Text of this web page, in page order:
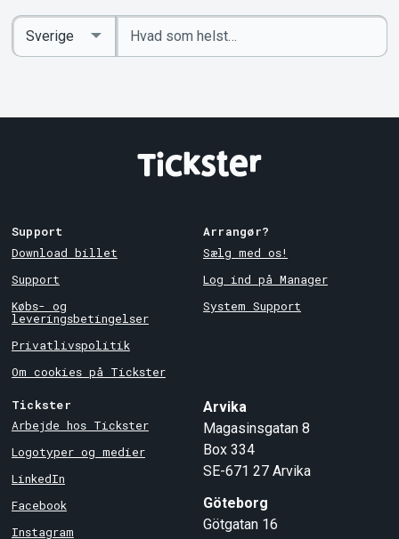
Indtast
søgeord
Select
Country
Support
Download billet
Support
Købs- og
leveringsbetingelser
Privatlivspolitik
Om cookies på Tickster
Arrangør?
Sælg med os!
Log ind på Manager
System Support
Tickster
Arbejde hos Tickster
Logotyper og medier
LinkedIn
Facebook
Instagram
Arvika
Magasinsgatan 8
Box 334
SE-671 27 Arvika
Göteborg
Götgatan 16